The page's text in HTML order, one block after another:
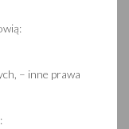
– inne prawa